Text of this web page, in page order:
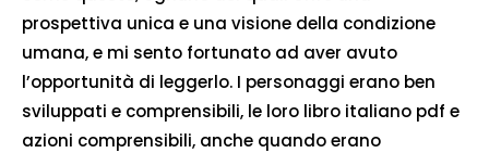
prospettiva unica e una visione della condizione
umana, e mi sento fortunato ad aver avuto
l’opportunità di leggerlo. I personaggi erano ben
sviluppati e comprensibili, le loro libro italiano pdf e
azioni comprensibili, anche quando erano